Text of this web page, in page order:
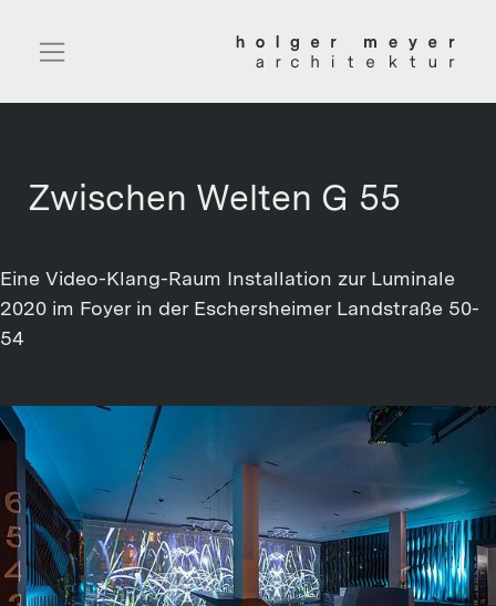
Zwischen Welten G 55
Eine Video-Klang-Raum Installation zur Luminale
2020 im Foyer in der Eschersheimer Landstraße 50-
54